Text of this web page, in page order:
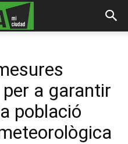
a garantir
població